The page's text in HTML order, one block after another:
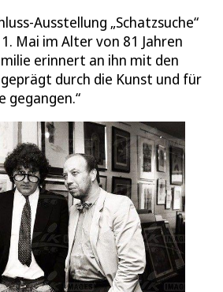
Ausstellung „Schatzsuche“
Mai im Alter von 81 Jahren
erinnert an ihn mit den
durch die Kunst und für
gegangen.“